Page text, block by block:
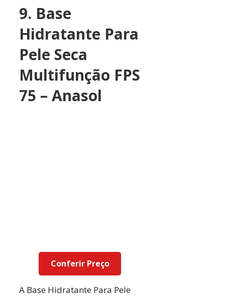
9. Base
Hidratante Para
Pele Seca
Multifunção FPS
75 – Anasol
Conferir Preço
A Base Hidratante Para Pele